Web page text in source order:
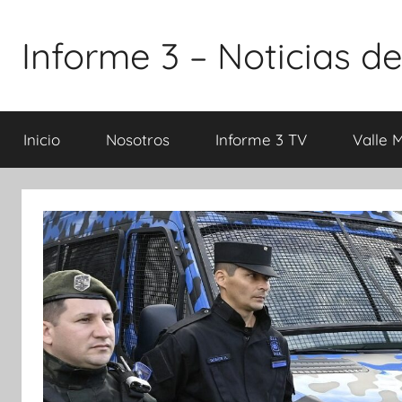
contenido
Informe 3 – Noticias
Inicio Nosotros Informe 3 TV Valle